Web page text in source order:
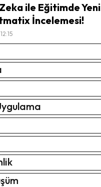
ile Eğitimde Yeni
İncelemesi!